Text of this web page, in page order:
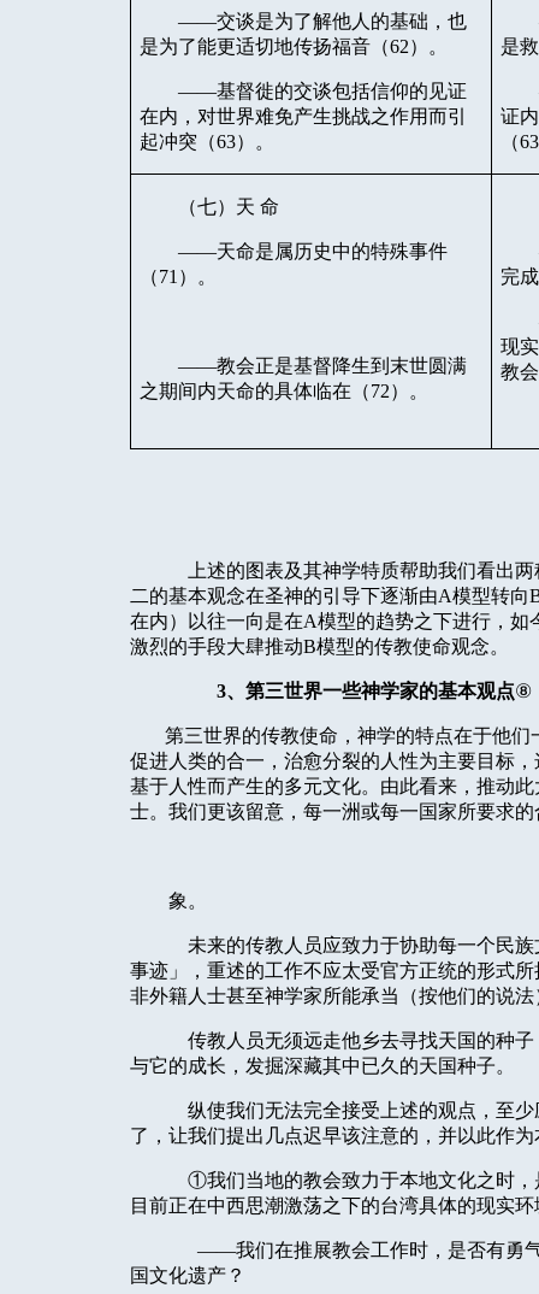
——交谈是为了解他人的基础，也
是为了能更适切地传扬福音（62）。
——基督徙的交谈包括信仰的见证
在内，对世界难免产生挑战之作用而引
起冲突（63）。
是
证
（63
（七）天 命
——天命是属历史中的特殊事件
（71 ）。
——教会正是基督降生到末世圆满
之期间内天命的具体临在（72）。
完
现
教
上述的图表及其神学特质帮助我们看出
二的基本观念在圣神的引导下逐渐由A模型转向
在内）以往一向是在A模型的趋势之下进行，如
激烈的手段大肆推动B模型的传教使命观念。
3、第三世界一些神学家的基本观点⑧
第三世界的传教使命，神学的特点在于他
促进人类的合一，治愈分裂的人性为主要目标
基于人性而产生的多元文化。由此看来，推动
士。我们更该留意，每一洲或每一国家所要求
象。
未来的传教人员应致力于协助每一个民
事迹」，重述的工作不应太受官方正统的形式
非外籍人士甚至神学家所能承当（按他们的说
传教人员无须远走他乡去寻找天国的种
与它的成长，发掘深藏其中已久的天国种子。
纵使我们无法完全接受上述的观点，至
了，让我们提出几点迟早该注意的，并以此作
①我们当地的教会致力于本地文化之时
目前正在中西思潮激荡之下的台湾具体的现实
——我们在推展教会工作时，是否有勇
国文化遗产？